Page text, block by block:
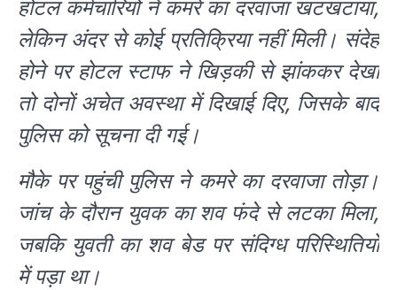
होटल कर्मचारियों ने कमरे का दरवाजा खटखटाया,
लेकिन अंदर से कोई प्रतिक्रिया नहीं मिली। संदेह
होने पर होटल स्टाफ ने खिड़की से झांककर देखा
तो दोनों अचेत अवस्था में दिखाई दिए, जिसके बाद
पुलिस को सूचना दी गई।
मौके पर पहुंची पुलिस ने कमरे का दरवाजा तोड़ा।
जांच के दौरान युवक का शव फंदे से लटका मिला,
जबकि युवती का शव बेड पर संदिग्ध परिस्थितियों
में पड़ा था।